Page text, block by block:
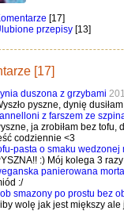
[17]
przepisy [13]
[17]
duszona z grzybami
pyszne, dynię
z farszem ze
ja zrobiłam bez tofu,
codziennie <3
pasta o smaku wedzonej
:) Mój kolega 3
panierowana
:/
smazony po prostu bez
wolę jak jest miększy